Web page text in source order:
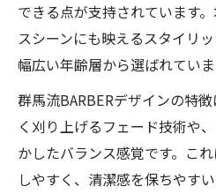
できる点が支持されています
スシーンにも映えるスタイリ
幅広い年齢層から選ばれていま
群馬流BARBERデザインの特
く刈り上げるフェード技術や
かしたバランス感覚です。こ
しやすく、清潔感を保ちやす